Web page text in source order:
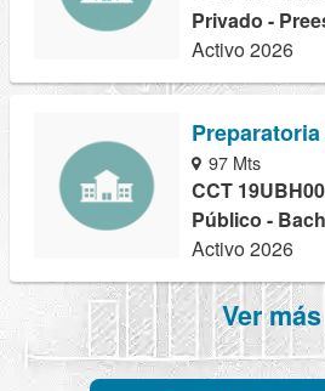
Privado -
Activo 2026
97 Mts
CCT
Público -
Activo 2026
Ver más